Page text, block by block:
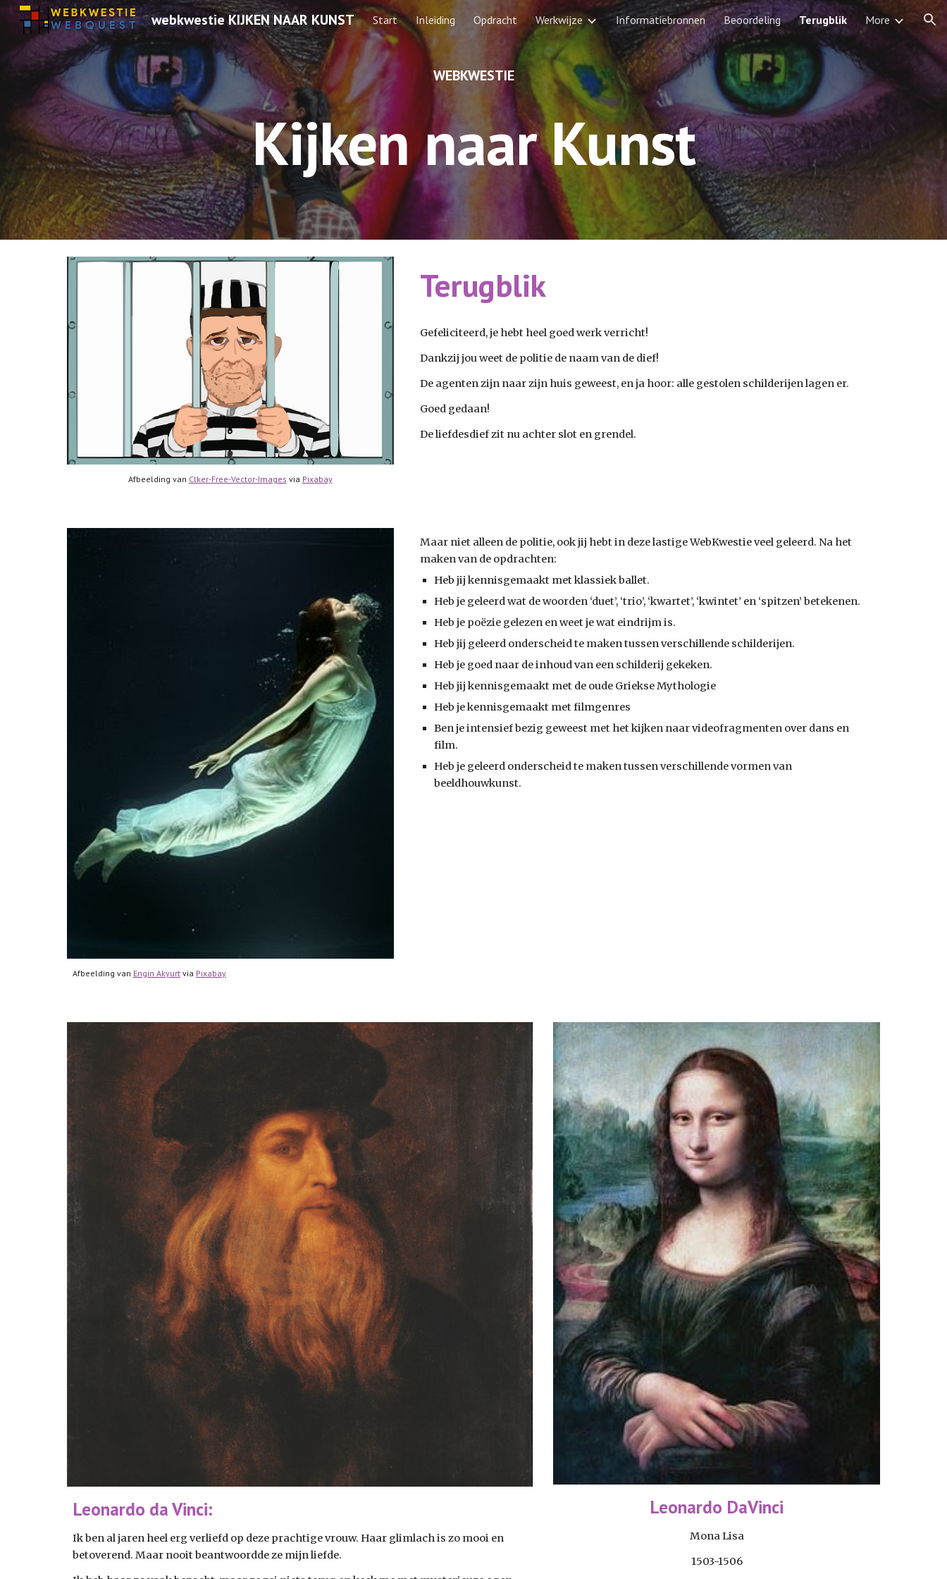
Skip to main content Skip to navigation
webkwestie KIJKEN NAAR KUNST Start Inleiding Opdracht Werkwijze Informatiebronnen Beoordeling Terugblik More
WEBKWESTIE
Kijken naar Kunst
Afbeelding van Clker-Free-Vector-Images via Pixabay
Terugblik
Gefeliciteerd, je hebt heel goed werk verricht!
Dankzij jou weet de politie de naam van de dief!
De agenten zijn naar zijn huis geweest, en ja hoor: alle gestolen schilderijen lagen er.
Goed gedaan!
De liefdesdief zit nu achter slot en grendel.
Afbeelding van Engin Akyurt via Pixabay
Maar niet alleen de politie, ook jij hebt in deze lastige WebKwestie veel geleerd. Na het
maken van de opdrachten:
Heb jij kennisgemaakt met klassiek ballet.
Heb je geleerd wat de woorden ‘duet’, ‘trio’, ‘kwartet’, ‘kwintet’ en ‘spitzen’ betekenen.
Heb je poëzie gelezen en weet je wat eindrijm is.
Heb jij geleerd onderscheid te maken tussen verschillende schilderijen.
Heb je goed naar de inhoud van een schilderij gekeken.
Heb jij kennisgemaakt met de oude Griekse Mythologie
Heb je kennisgemaakt met filmgenres
Ben je intensief bezig geweest met het kijken naar videofragmenten over dans en
film.
Heb je geleerd onderscheid te maken tussen verschillende vormen van
beeldhouwkunst.
Leonardo da Vinci:
Ik ben al jaren heel erg verliefd op deze prachtige vrouw. Haar glimlach is zo mooi en
betoverend. Maar nooit beantwoordde ze mijn liefde.
Leonardo DaVinci
Mona Lisa
1503-1506